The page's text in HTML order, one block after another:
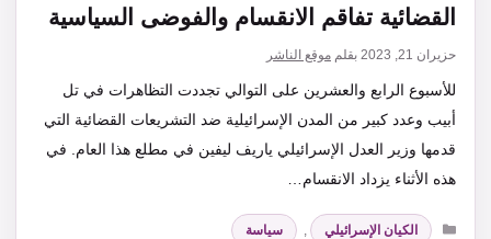
القضائية تفاقم الانقسام والفوضى السياسية
حزيران 21, 2023 بقلم موقع الناشر
للأسبوع الرابع والعشرين على التوالي تجددت التظاهرات في تل
أبيب وعدد كبير من المدن الإسرائيلية ضد التشريعات القضائية التي
قدمها وزير العدل الإسرائيلي ياريف ليفين في مطلع هذا العام. في
هذه الأثناء يزداد الانقسام…
التصنيفات
الكيان الإسرائيلي ,
سياسة